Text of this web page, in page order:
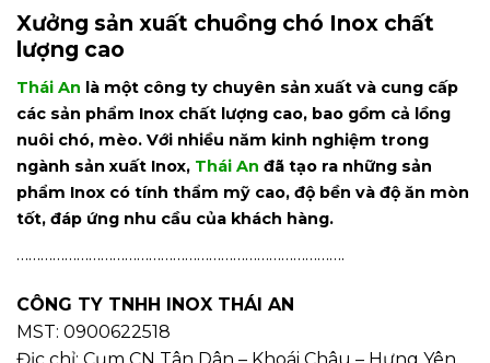
Xưởng sản xuất chuồng chó Inox chất
lượng cao
Thái An là một công ty chuyên sản xuất và cung cấp
các sản phẩm Inox chất lượng cao, bao gồm cả lồng
nuôi chó, mèo. Với nhiều năm kinh nghiệm trong
ngành sản xuất Inox, Thái An đã tạo ra những sản
phẩm Inox có tính thẩm mỹ cao, độ bền và độ ăn mòn
tốt, đáp ứng nhu cầu của khách hàng.
……………………………………………………………………….
CÔNG TY TNHH INOX THÁI AN
MST: 0900622518
Địc chỉ: Cụm CN Tân Dân – Khoái Châu – Hưng Yên.